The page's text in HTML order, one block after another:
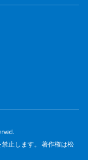
止します。 著作権は松